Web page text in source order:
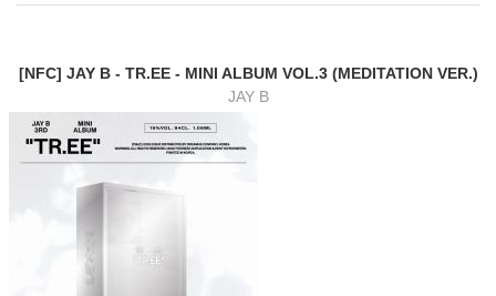
[NFC] JAY B - TR.EE - MINI ALBUM VOL.3 (MEDITATION VER.)
JAY B